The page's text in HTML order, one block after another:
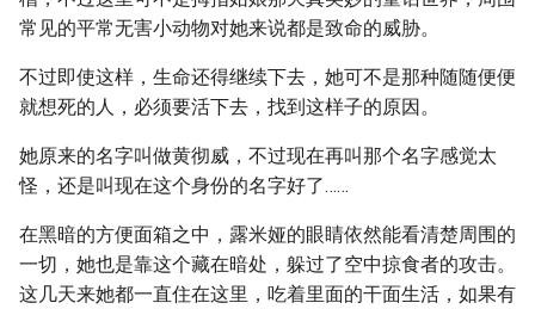
常见的平常无害小动物对她来说都是致命的威胁。
不过即使这样，生命还得继续下去，她可不是那种随随便便
就想死的人，必须要活下去，找到这样子的原因。
她原来的名字叫做黄彻威，不过现在再叫那个名字感觉太
怪，还是叫现在这个身份的名字好了……
在黑暗的方便面箱之中，露米娅的眼睛依然能看清楚周围的
一切，她也是靠这个藏在暗处，躲过了空中掠食者的攻击。
这几天来她都一直住在这里，吃着里面的干面生活，如果有